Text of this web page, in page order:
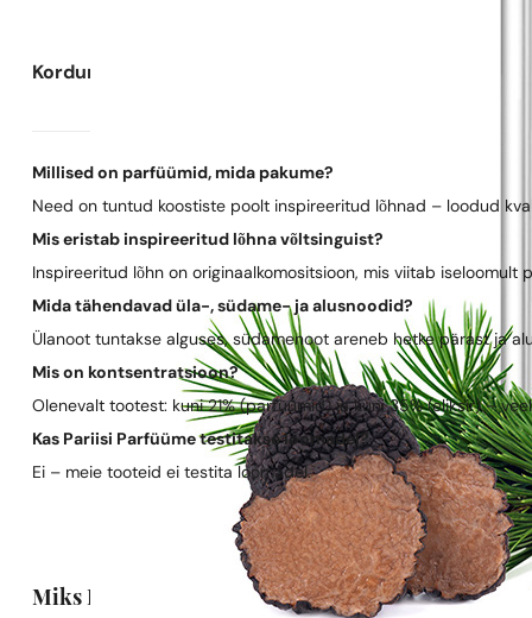
Korduma kippuvad küsimused
Millised on parfüümid, mida pakume?
Need on tuntud koostiste poolt inspireeritud lõhnad – loodud
Mis eristab inspireeritud lõhna võltsinguist?
Inspireeritud lõhn on originaalkomositsioon, mis viitab
Mida tähendavad üla-, südame- ja alusnoodid?
Ülanoot tuntakse alguses, südamenoot areneb hetke pärast ja
Mis on kontsentratsioon?
Olenevalt tootest: kuni 21% (parfüümid) ja kuni 35% (eliksir) –
Kas Pariisi Parfüüme testitakse loomadel?
Ei – meie tooteid ei testita loomadel.
Miks Pariisi Parfüümid?